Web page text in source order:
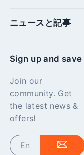
ニュースと記事
Sign up and save
Join our
community. Get
the latest news &
offers!
Enter
your